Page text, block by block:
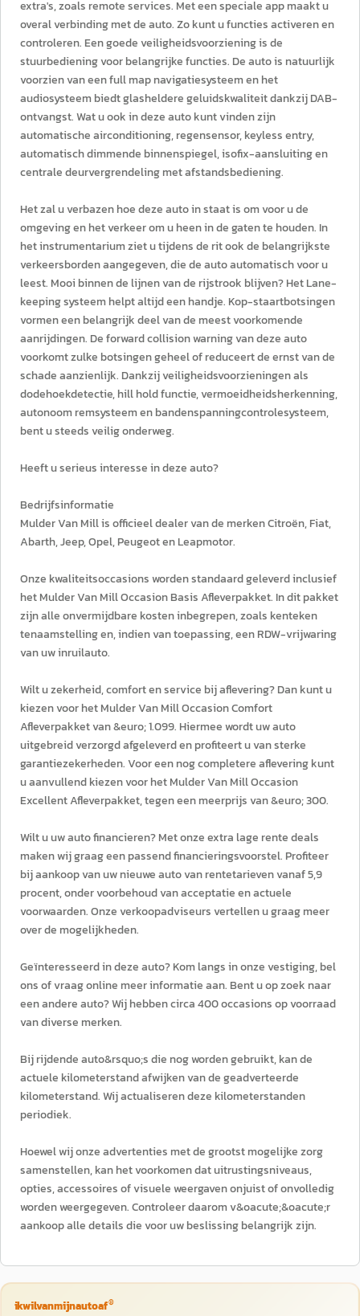
extra's, zoals remote services. Met een speciale app maakt u
overal verbinding met de auto. Zo kunt u functies activeren en
controleren. Een goede veiligheidsvoorziening is de
stuurbediening voor belangrijke functies. De auto is natuurlijk
voorzien van een full map navigatiesysteem en het
audiosysteem biedt glasheldere geluidskwaliteit dankzij DAB-
ontvangst. Wat u ook in deze auto kunt vinden zijn
automatische airconditioning, regensensor, keyless entry,
automatisch dimmende binnenspiegel, isofix-aansluiting en
centrale deurvergrendeling met afstandsbediening.
Het zal u verbazen hoe deze auto in staat is om voor u de
omgeving en het verkeer om u heen in de gaten te houden. In
het instrumentarium ziet u tijdens de rit ook de belangrijkste
verkeersborden aangegeven, die de auto automatisch voor u
leest. Mooi binnen de lijnen van de rijstrook blijven? Het Lane-
keeping systeem helpt altijd een handje. Kop-staartbotsingen
vormen een belangrijk deel van de meest voorkomende
aanrijdingen. De forward collision warning van deze auto
voorkomt zulke botsingen geheel of reduceert de ernst van de
schade aanzienlijk. Dankzij veiligheidsvoorzieningen als
dodehoekdetectie, hill hold functie, vermoeidheidsherkenning,
autonoom remsysteem en bandenspanningcontrolesysteem,
bent u steeds veilig onderweg.
Heeft u serieus interesse in deze auto?
Bedrijfsinformatie
Mulder Van Mill is officieel dealer van de merken Citroën, Fiat,
Abarth, Jeep, Opel, Peugeot en Leapmotor.
Onze kwaliteitsoccasions worden standaard geleverd inclusief
het Mulder Van Mill Occasion Basis Afleverpakket. In dit pakket
zijn alle onvermijdbare kosten inbegrepen, zoals kenteken
tenaamstelling en, indien van toepassing, een RDW-vrijwaring
van uw inruilauto.
Wilt u zekerheid, comfort en service bij aflevering? Dan kunt u
kiezen voor het Mulder Van Mill Occasion Comfort
Afleverpakket van &euro; 1.099. Hiermee wordt uw auto
uitgebreid verzorgd afgeleverd en profiteert u van sterke
garantiezekerheden. Voor een nog completere aflevering kunt
u aanvullend kiezen voor het Mulder Van Mill Occasion
Excellent Afleverpakket, tegen een meerprijs van &euro; 300.
Wilt u uw auto financieren? Met onze extra lage rente deals
maken wij graag een passend financieringsvoorstel. Profiteer
bij aankoop van uw nieuwe auto van rentetarieven vanaf 5,9
procent, onder voorbehoud van acceptatie en actuele
voorwaarden. Onze verkoopadviseurs vertellen u graag meer
over de mogelijkheden.
Geïnteresseerd in deze auto? Kom langs in onze vestiging, bel
ons of vraag online meer informatie aan. Bent u op zoek naar
een andere auto? Wij hebben circa 400 occasions op voorraad
van diverse merken.
Bij rijdende auto&rsquo;s die nog worden gebruikt, kan de
actuele kilometerstand afwijken van de geadverteerde
kilometerstand. Wij actualiseren deze kilometerstanden
periodiek.
Hoewel wij onze advertenties met de grootst mogelijke zorg
samenstellen, kan het voorkomen dat uitrustingsniveaus,
opties, accessoires of visuele weergaven onjuist of onvolledig
worden weergegeven. Controleer daarom v&oacute;&oacute;r
aankoop alle details die voor uw beslissing belangrijk zijn.
ikwilvanmijnautoaf®